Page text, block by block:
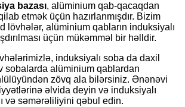
bazası, alüminium qab-qacaqdan
etmək üçün hazırlanmışdır. Bizim
lövhələr, alüminium qabların induksiyalı
üçün mükəmməl bir həlldir.
induksiyalı soba da daxil
sobalarda alüminium qablardan
zövq ala bilərsiniz. Ənənəvi
əlvida deyin və induksiyalı
və səmərəliliyini qəbul edin.